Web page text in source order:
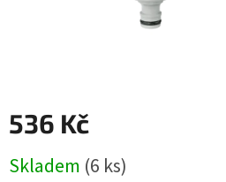
536 Kč
cena:
Skladem (6 ks)